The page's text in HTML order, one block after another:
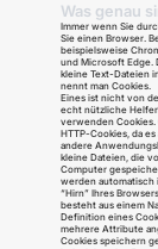
Was genau
Immer wenn Sie
Sie einen Browser.
beispielsweise
und Microsoft Edge.
kleine Text-Dateien
nennt man Cookies.
Eines ist nicht von
echt nützliche
verwenden Cookies.
HTTP-Cookies, da
andere
kleine Dateien, die
Computer
werden automatisch
“Hirn” Ihres
besteht aus einem
Definition eines
mehrere Attribute
Cookies speichern